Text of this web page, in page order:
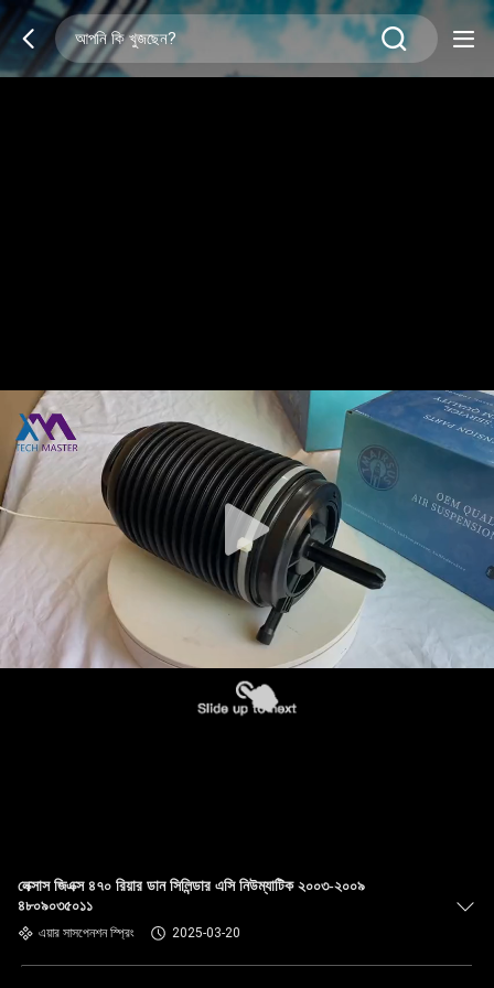
লেক্সাস জিএক্স ৪৭০ রিয়ার ডান সিলিন্ডার এসি নিউম্যাটিক ২০০৩-২০০৯
৪৮০৯০৩৫০১১
এয়ার সাসপেনশন স্প্রিং 2025-03-20